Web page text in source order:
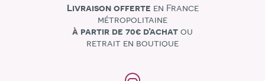
Livraison offerte en France
métropolitaine
à partir de 70€ d’achat ou
retrait en boutique